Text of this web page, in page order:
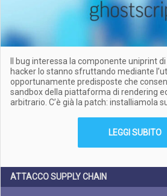
Il bug interessa la componente uniprint
hacker lo stanno sfruttando mediante
opportunamente predisposte che
sandbox della piattaforma di rendering
arbitrario. C’è già la patch: installiamola
LEGGI SUBITO
ATTACCO SUPPLY CHAIN